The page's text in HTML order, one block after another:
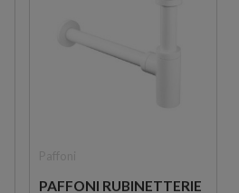
PAFFONI RUBINETTERIE